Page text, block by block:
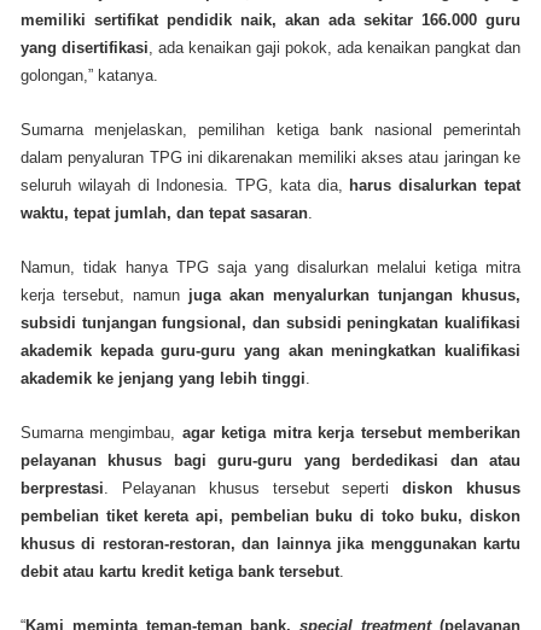
memiliki sertifikat pendidik naik, akan ada sekitar 166.000 guru
yang disertifikasi , ada kenaikan gaji pokok, ada kenaikan pangkat dan
golongan,” katanya.
Sumarna menjelaskan, pemilihan ketiga bank nasional pemerintah
dalam penyaluran TPG ini dikarenakan memiliki akses atau jaringan ke
seluruh wilayah di Indonesia. TPG, kata dia,
harus disalurkan tepat
waktu, tepat jumlah, dan tepat sasaran
Namun, tidak hanya TPG saja yang disalurkan melalui ketiga mitra
kerja tersebut, namun juga akan menyalurkan tunjangan khusus,
subsidi tunjangan fungsional, dan subsidi peningkatan kualifikasi
akademik kepada guru-guru yang akan meningkatkan kualifikasi
akademik ke jenjang yang lebih tinggi
Sumarna mengimbau, agar ketiga mitra kerja tersebut memberikan
pelayanan khusus bagi guru-guru yang berdedikasi dan atau
berprestasi . Pelayanan khusus tersebut sepertidiskon khusus
pembelian tiket kereta api, pembelian buku di toko buku, diskon
khusus di restoran-restoran, dan lainnya jika menggunakan kartu
debit atau kartu kredit ketiga bank tersebut
“Kami meminta teman-teman bank,special treatment(pelayanan